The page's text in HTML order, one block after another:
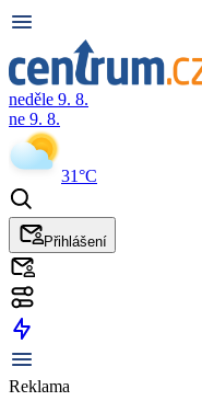
neděle 9. 8.
ne 9. 8.
31°C
Přihlášení
Reklama